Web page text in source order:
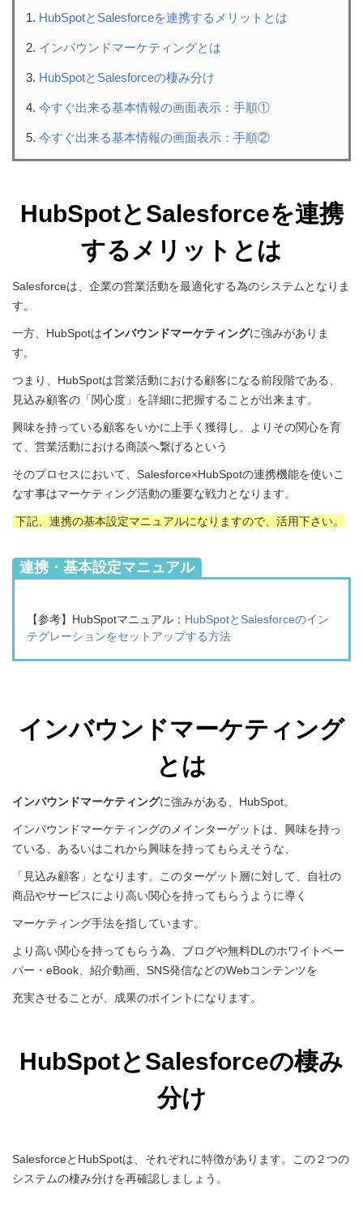
HubSpotとSalesforceを連携するメリットとは
インバウンドマーケティングとは
HubSpotとSalesforceの棲み分け
今すぐ出来る基本情報の画面表示：手順①
今すぐ出来る基本情報の画面表示：手順②
HubSpotとSalesforceを連携
するメリットとは
Salesforceは、企業の営業活動を最適化する為のシステムとなりま
す。
一方、 HubSpotはインバウンドマーケティングに強みがありま
す。
つまり、 HubSpotは営業活動における顧客になる前段階である、
見込み顧客の「関心度」を詳細に把握することが出来ます。
興味を持っている顧客をいかに上手く獲得し、よりその関心を育
て、営業活動における商談へ繋げるという
そのプロセスにおいて、 Salesforce×HubSpotの連携機能を使いこ
なす事はマーケティング活動の重要な戦力となります。
下記、連携の基本設定マニュアルになりますので、活用下さい。
連携・基本設定マニュアル
【参考】HubSpotマニュアル ： HubSpotとSalesforceのイン
テグレーションをセットアップする方法
インバウンドマーケティング
とは
インバウンドマーケティングに強みがある、HubSpot。
インバウンドマーケティングのメインターゲットは、 興味を持っ
ている、あるいはこれから興味を持ってもらえそうな、
「見込み顧客」となります。
このターゲット層に対して、自社の
商品やサービスにより高い関心を持ってもらうように導く
マーケティング手法を指しています。
より高い関心を持ってもらう為、ブログや無料DLのホワイトペー
パー・eBook、紹介動画、SNS発信などのWebコンテンツを
充実させることが、成果のポイントになります。
HubSpotとSalesforceの棲み
分け
SalesforceとHubSpotは、それぞれに特徴があります。この２つの
システムの棲み分けを再確認しましょう。